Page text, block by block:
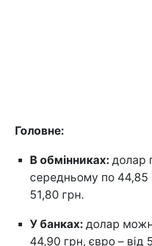
Головне:
В обмінниках: долар
середньому по 44,85
51,80 грн.
У банках: долар
44,90 грн, євро – від